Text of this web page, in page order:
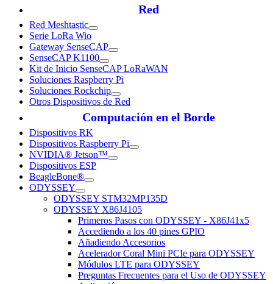
Red
Red Meshtastic
Serie LoRa Wio
Gateway SenseCAP
SenseCAP K1100
Kit de Inicio SenseCAP LoRaWAN
Soluciones Raspberry Pi
Soluciones Rockchip
Otros Dispositivos de Red
Computación en el Borde
Dispositivos RK
Dispositivos Raspberry Pi
NVIDIA® Jetson™
Dispositivos ESP
BeagleBone®
ODYSSEY
ODYSSEY STM32MP135D
ODYSSEY X86J4105
Primeros Pasos con ODYSSEY - X86J41x5
Accediendo a los 40 pines GPIO
Añadiendo Accesorios
Acelerador Coral Mini PCIe para ODYSSEY
Módulos LTE para ODYSSEY
Preguntas Frecuentes para el Uso de ODYSSEY